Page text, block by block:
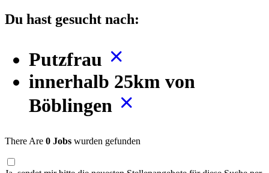
Du hast gesucht nach:
Putzfrau
innerhalb 25km von
Böblingen
There Are 0 Jobs wurden gefunden